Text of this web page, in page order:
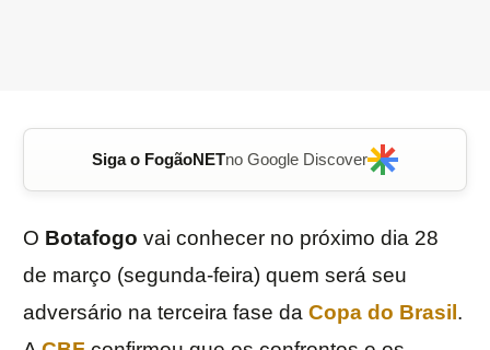
Siga o FogãoNETno Google Discover
O Botafogo vai conhecer no próximo dia 28
de março (segunda-feira) quem será seu
adversário na terceira fase da Copa do Brasil .